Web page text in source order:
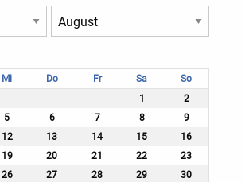
Mi Do Fr Sa
So
1
2
5 6 7 8
9
12 13 14 15
16
19 20 21 22
23
26 27 28 29
30